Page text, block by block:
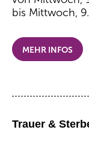
bis Mittwoch,
MEHR INFOS
Trauer &